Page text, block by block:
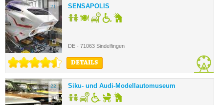
21. SENSAPOLIS
DE - 71063 Sindelfingen
DETAILS
22. Siku- und Audi-Modellautomuseum